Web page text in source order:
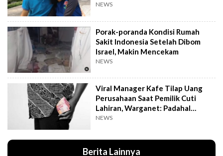
NEWS
Porak-poranda Kondisi Rumah
Sakit Indonesia Setelah Dibom
Israel, Makin Mencekam
NEWS
Viral Manager Kafe Tilap Uang
Perusahaan Saat Pemilik Cuti
Lahiran, Warganet: Padahal
Enggak Gede Banget
NEWS
Berita Lainnya